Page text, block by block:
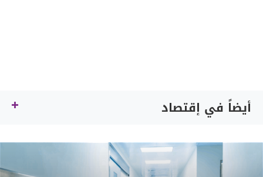
أيضاً في إقتصاد